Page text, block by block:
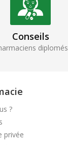
Conseils
diplomés
?
privée